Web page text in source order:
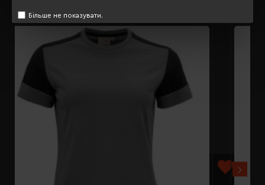
Більше не показувати.